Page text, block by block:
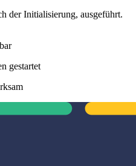
der Initialisierung, ausgeführt.
gestartet